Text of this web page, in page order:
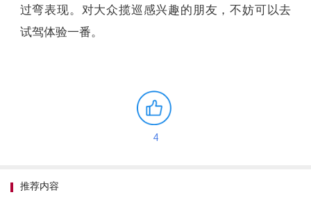
过弯表现。对大众揽巡感兴趣的朋友，不妨可以去
试驾体验一番。
4
推荐内容